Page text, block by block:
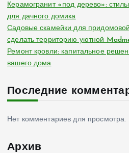
Керамогранит «под дерево»:
для дачного домика
Садовые скамейки для
сделать территорию уютной
Ремонт кровли: капитальное
вашего дома
Последние
Нет комментариев для просмотра.
Архив